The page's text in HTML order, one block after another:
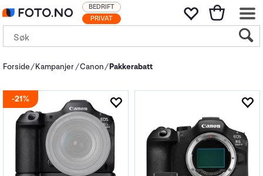
PRIVAT
BEDRIFT
Forside Kampanjer Canon Pakkerabatt
21%